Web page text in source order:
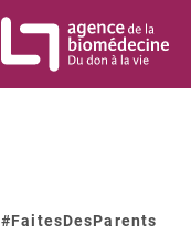
#FaitesDesParents